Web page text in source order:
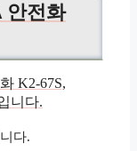
안전화
다.